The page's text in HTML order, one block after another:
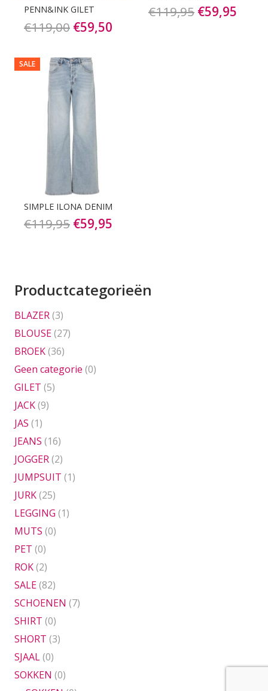
PENN&INK GILET
€119,00 Oorspronkelijke
was:
€119,00.
€59,50
€119,95 €59,95
SALE
SIMPLE ILONA DENIM
€119,95 Oorspronkelijke
€59,95
Productcategorieën
BLAZER(3)
BLOUSE(27)
BROEK(36)
Geen categorie (0)
GILET (5)
JACK(9)
JAS (1)
JEANS (16)
JOGGER(2)
JUMPSUIT (1)
JURK(25)
LEGGING (1)
MUTS (0)
PET (0)
ROK(2)
SALE(82)
SCHOENEN (7)
SHIRT (0)
SHORT (3)
SJAAL(0)
SOKKEN (0)